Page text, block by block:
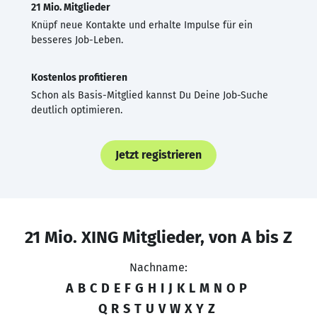
21 Mio. Mitglieder
Knüpf neue Kontakte und erhalte Impulse für ein
besseres Job-Leben.
Kostenlos profitieren
Schon als Basis-Mitglied kannst Du Deine Job-Suche
deutlich optimieren.
Jetzt registrieren
21 Mio. XING Mitglieder, von A bis Z
Nachname:
A B C D E F G H I J K L M N O P
Q R S T U V W X Y Z